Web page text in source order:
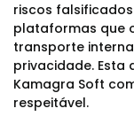
riscos
plataformas que
transporte
privacidade.
Kamagra Soft
respeitável.